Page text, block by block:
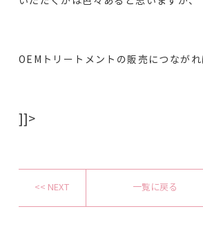
OEMトリートメントの販売につながれ
]]>
<< NEXT 一覧に戻る